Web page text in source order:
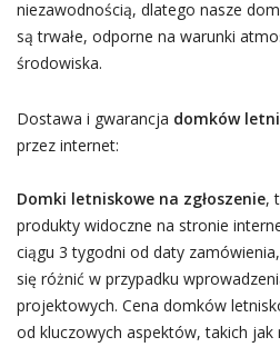
niezawodnością, dlatego nasze
są trwałe, odporne na warunki
środowiska.
Dostawa i gwarancja domków
przez internet:
Domki letniskowe na zgłoszenie,
produkty widoczne na stronie
ciągu 3 tygodni od daty
się różnić w przypadku
projektowych. Cena domków
od kluczowych aspektów, takich